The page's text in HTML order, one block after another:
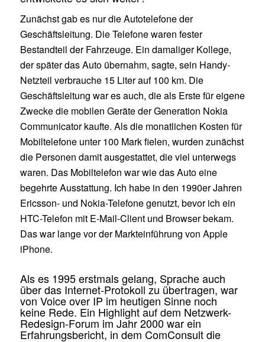
Zunächst gab es nur die Autotelefone der
Geschäftsleitung. Die Telefone waren fester
Bestandteil der Fahrzeuge. Ein damaliger Kollege,
der später das Auto übernahm, sagte, sein Handy-
Netzteil verbrauche 15 Liter auf 100 km. Die
Geschäftsleitung war es auch, die als Erste für eigene
Zwecke die mobilen Geräte der Generation Nokia
Communicator kaufte. Als die monatlichen Kosten für
Mobiltelefone unter 100 Mark fielen, wurden zunächst
die Personen damit ausgestattet, die viel unterwegs
waren. Das Mobiltelefon war wie das Auto eine
begehrte Ausstattung. Ich habe in den 1990er Jahren
Ericsson- und Nokia-Telefone genutzt, bevor ich ein
HTC-Telefon mit E-Mail-Client und Browser bekam.
Das war lange vor der Markteinführung von Apple
iPhone.
Als es 1995 erstmals gelang, Sprache auch
über das Internet-Protokoll zu übertragen, war
von Voice over IP im heutigen Sinne noch
keine Rede. Ein Highlight auf dem Netzwerk-
Redesign-Forum im Jahr 2000 war ein
Erfahrungsbericht, in dem ComConsult die